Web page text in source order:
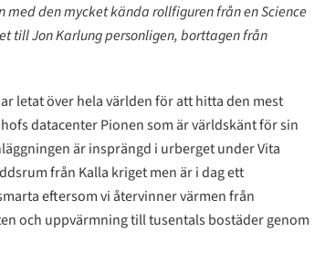
den mycket kända rollfiguren från en Science
till Jon Karlung personligen, borttagen från
letat över hela världen för att hitta den mest
datacenter Pionen som är världskänt för sin
är insprängd i urberget under Vita
från Kalla kriget men är i dag ett
eftersom vi återvinner värmen från
och uppvärmning till tusentals bostäder genom